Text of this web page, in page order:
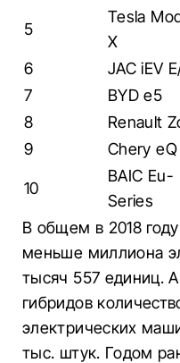
5
Tesla
X
6 JAC iEV
7
BYD e5
8
Renault
9
Chery eQ
10
BAIC Eu-
Series
В общем в 2018
меньше миллиона
тысяч 557 единиц.
гибридов
электрических
тыс. штук. Годом